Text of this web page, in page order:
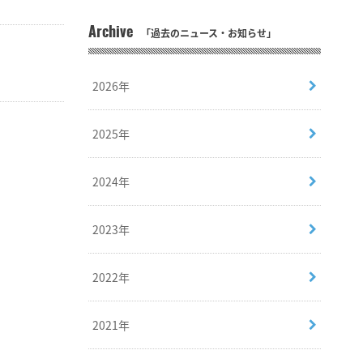
Archive 「過去のニュース・お知らせ」
2026年
2025年
2024年
2023年
2022年
2021年